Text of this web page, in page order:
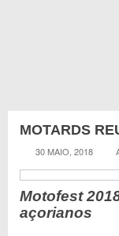
MOTARDS
30 MAIO, 2018
Motofest
açorianos